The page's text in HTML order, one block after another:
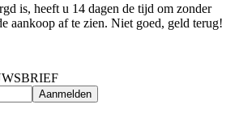
is, heeft u 14 dagen de tijd om zonder
aankoop af te zien. Niet goed, geld terug!
Aanmelden